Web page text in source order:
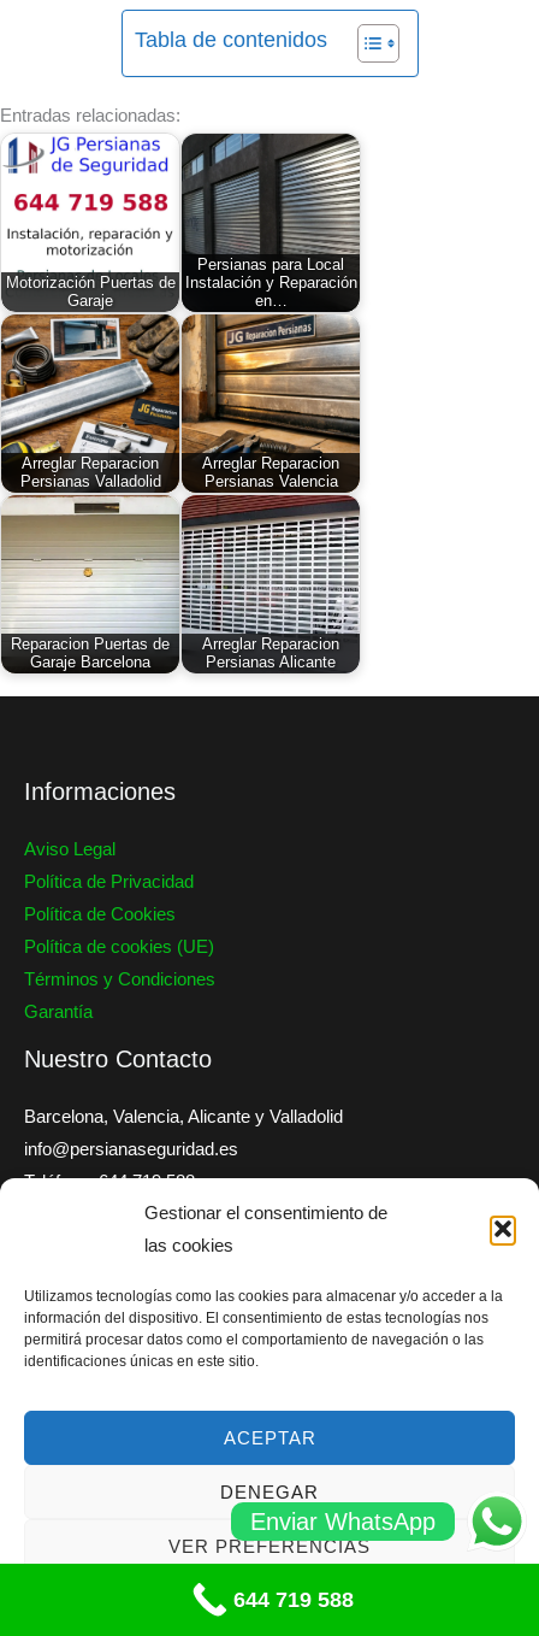
Gestionar el consentimiento de
las cookies
Utilizamos tecnologías como las cookies para almacenar y/o acceder a la
información del dispositivo. El consentimiento de estas tecnologías nos
permitirá procesar datos como el comportamiento de navegación o las
identificaciones únicas en este sitio.
ACEPTAR
DENEGAR
VER PREFERENCIAS
Política de cookies
Tabla de contenidos
Entradas relacionadas:
Motorización Puertas de
Garaje
Persianas para Local
Instalación y Reparación
en…
Arreglar Reparacion
Persianas Valladolid
Arreglar Reparacion
Persianas Valencia
Reparacion Puertas de
Garaje Barcelona
Arreglar Reparacion
Persianas Alicante
Informaciones
Aviso Legal
Política de Privacidad
Política de Cookies
Política de cookies (UE)
Términos y Condiciones
Garantía
Nuestro Contacto
Barcelona, Valencia, Alicante y Valladolid
info@persianaseguridad.es
Teléfono: 644 719 588
WhatsApp: 644 721 038
Copyright © 2026 JG Reparación Persianas |Sitemap| Blog
Enviar WhatsApp
644 719 588